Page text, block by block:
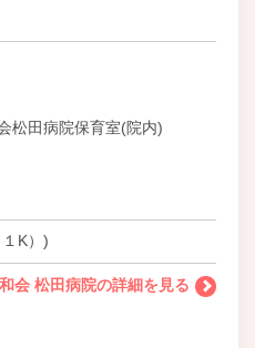
松田病院保育室(院内)
K）)
会 松田病院の詳細を見る